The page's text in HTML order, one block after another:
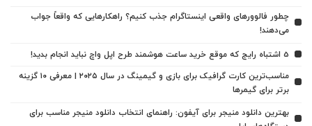
چطور فالوورهای واقعی اینستاگرام جذب کنیم؟ راهکارهایی که واقعاً جواب
می‌دهند!
5 اشتباه رایج که موقع خرید ساعت هوشمند طرح اپل واچ نباید انجام بدید!
مناسب‌ترین کارت گرافیک برای بازی و گیمینگ در سال ۲۰۲۵ | معرفی ۱۰ گزینه
برتر برای گیمرها
بهترین دانلود منیجر برای آیفون: راهنمای انتخاب دانلود منیجر مناسب برای